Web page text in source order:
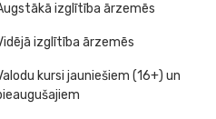
izglītība ārzemēs
izglītība ārzemēs
kursi jauniešiem (16+) un